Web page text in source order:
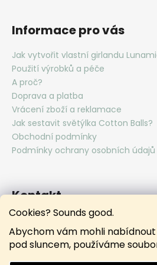
Cookies? Sounds good.
Abychom vám mohli
pod sluncem, používáme
Informace pro vás
Jak vytvořit vlastní girlandu
Použití výrobků a péče
A proč?
Doprava a platba
Vrácení zboží a reklamace
Jak sestavit světýlka Cotton Balls?
Obchodní podmínky
Podmínky ochrany osobních údajů
Kontakt
hello @ lunamies.com
lunamies.official
lunamies.official